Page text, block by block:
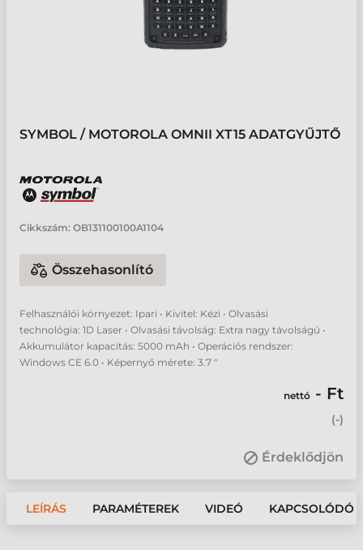
SYMBOL / MOTOROLA OMNII XT15 ADATGYŰJTŐ
Cikkszám: OB131100100A1104
Összehasonlító
Felhasználói környezet: Ipari • Kivitel: Kézi • Olvasási
technológia: 1D Laser • Olvasási távolság: Extra nagy távolságú •
Akkumulátor kapacitás: 5000 mAh • Operációs rendszer:
Windows CE 6.0 • Képernyő mérete: 3.7 "
nettó - Ft
(-)
Érdeklődjön
LEÍRÁS PARAMÉTEREK VIDEÓ KAPCSOLÓDÓ